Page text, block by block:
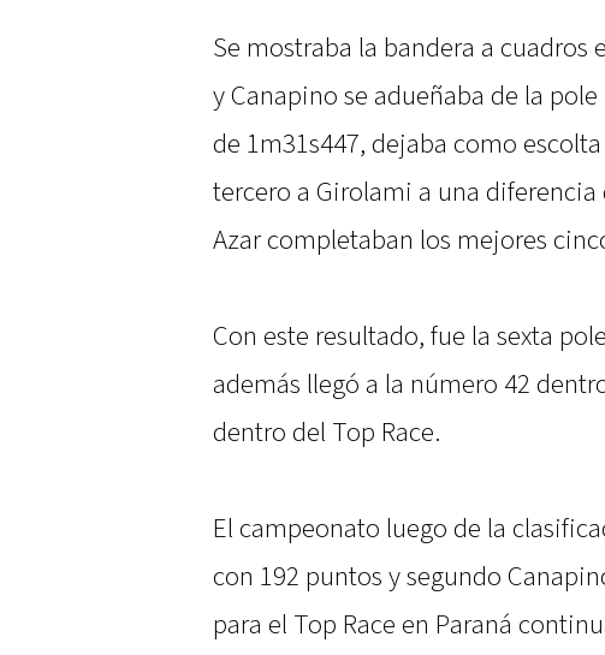
Se mostraba la bandera a
y Canapino se adueñaba de la
de 1m31s447, dejaba como
tercero a Girolami a una
Azar completaban los mejores
Con este resultado, fue la sexta
además llegó a la número 42
dentro del Top Race.
El campeonato luego de la
con 192 puntos y segundo
para el Top Race en Paraná